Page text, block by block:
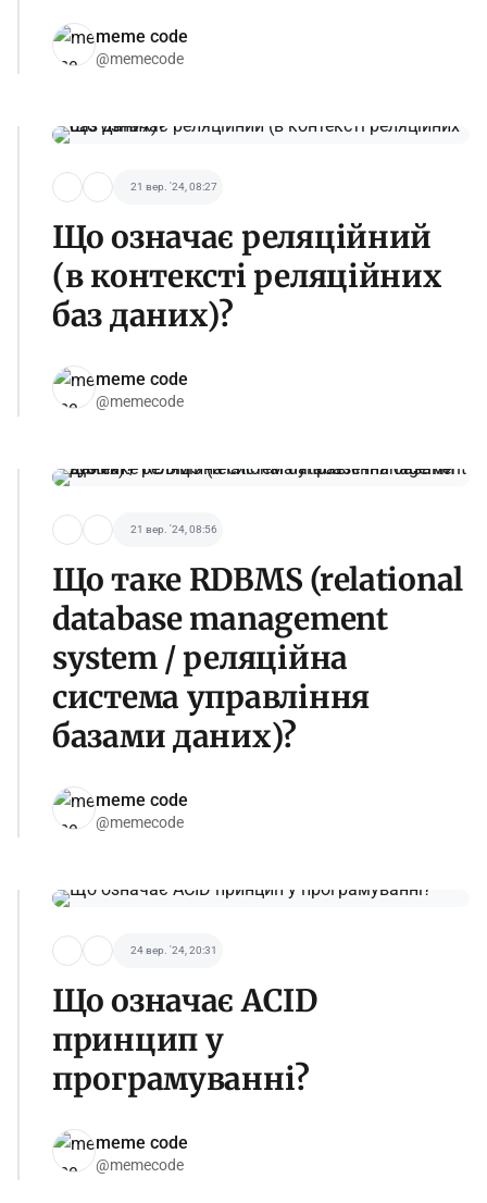
meme code
@memecode
21 вер. '24, 08:27
Що означає реляційний
(в контексті реляційних
баз даних)?
meme code
@memecode
21 вер. '24, 08:56
Що таке RDBMS (relational
database management
system / реляційна
система управління
базами даних)?
meme code
@memecode
24 вер. '24, 20:31
Що означає ACID
принцип у
програмуванні?
meme code
@memecode